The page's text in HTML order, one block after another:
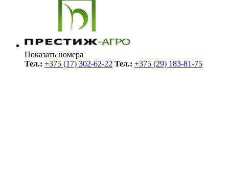
Показать номера
Тел.: +375 (17) 302-62-22 Тел.: +375 (29) 183-81-75